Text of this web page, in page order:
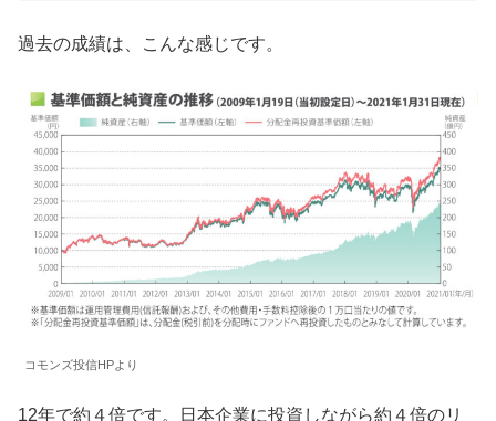
過去の成績は、こんな感じです。
コモンズ投信HPより
12年で約４倍です。日本企業に投資しながら約４倍のリ